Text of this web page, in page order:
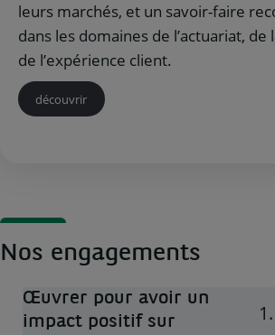
leurs marchés, et un savoir-faire
dans les domaines de l’actuariat, de
de l’expérience client.
découvrir
Nos engagements
Œuvrer pour avoir un
impact positif sur